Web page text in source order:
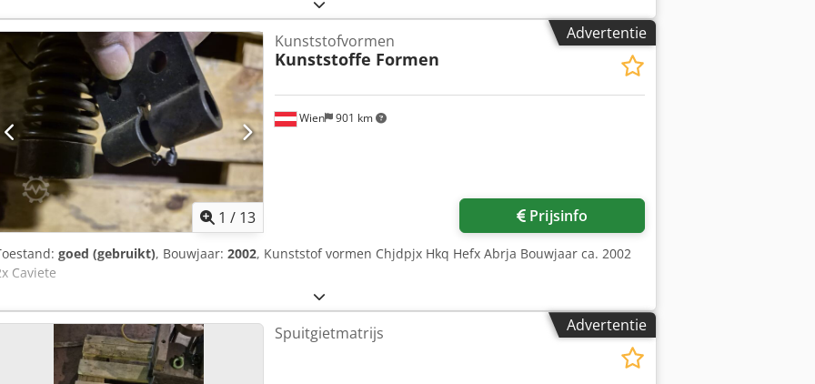
Advertentie
1 / 13
Wien 901 km
Kunststofvormen
Kunststoffe Formen
Prijsinfo
goed (gebruikt), Bouwjaar: 2002, Kunststof vormen Chjdpjx Hkq Hefx Abrja Bouwjaar ca. 2002
Caviete
Advertentie
Spuitgietmatrijs